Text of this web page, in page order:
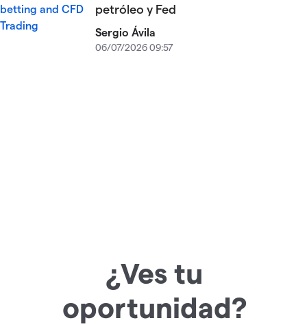
petróleo y Fed
Sergio Ávila
06/07/2026 09:57
¿Ves tu
oportunidad?